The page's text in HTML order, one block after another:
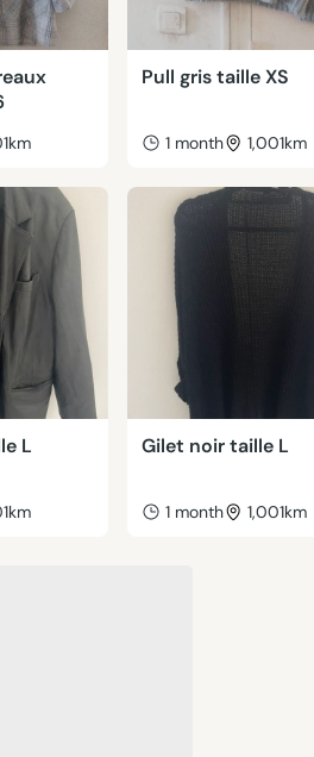
Pull gris taille XS
1 month 1,001km
L Gilet noir taille L
1 month 1,001km